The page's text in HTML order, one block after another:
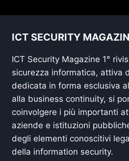
ICT SECURITY
ICT Security Magazine 1°
sicurezza informatica, attiva
dedicata in forma esclusiva
alla business continuity, si
coinvolgere i più importanti
aziende e istituzioni
degli elementi conoscitivi
della information security.